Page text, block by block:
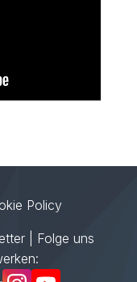
Policy
| Folge uns